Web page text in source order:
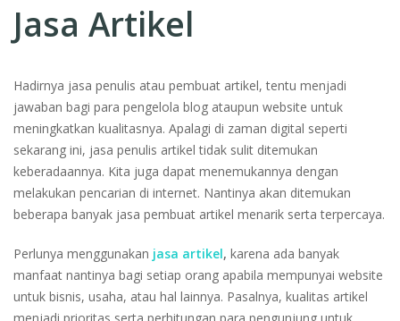
Jasa Artikel
Hadirnya jasa penulis atau pembuat artikel, tentu menjadi
jawaban bagi para pengelola blog ataupun website untuk
meningkatkan kualitasnya. Apalagi di zaman digital seperti
sekarang ini, jasa penulis artikel tidak sulit ditemukan
keberadaannya. Kita juga dapat menemukannya dengan
melakukan pencarian di internet. Nantinya akan ditemukan
beberapa banyak jasa pembuat artikel menarik serta terpercaya.
Perlunya menggunakan jasa artikel, karena ada banyak
manfaat nantinya bagi setiap orang apabila mempunyai website
untuk bisnis, usaha, atau hal lainnya. Pasalnya, kualitas artikel